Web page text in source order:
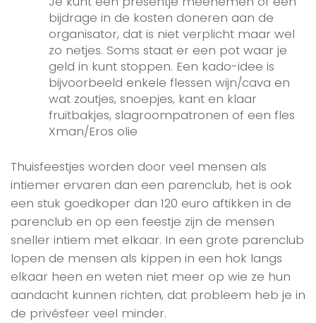
bijdrage in de kosten doneren aan de
organisator, dat is niet verplicht maar wel
zo netjes. Soms staat er een pot waar je
geld in kunt stoppen. Een kado-idee is
bijvoorbeeld enkele flessen wijn/cava en
wat zoutjes, snoepjes, kant en klaar
fruitbakjes, slagroompatronen of een fles
Xman/Eros olie
Thuisfeestjes worden door veel mensen als
intiemer ervaren dan een parenclub, het is ook
een stuk goedkoper dan 120 euro aftikken in de
parenclub en op een feestje zijn de mensen
sneller intiem met elkaar. In een grote parenclub
lopen de mensen als kippen in een hok langs
elkaar heen en weten niet meer op wie ze hun
aandacht kunnen richten, dat probleem heb je in
de privésfeer veel minder.